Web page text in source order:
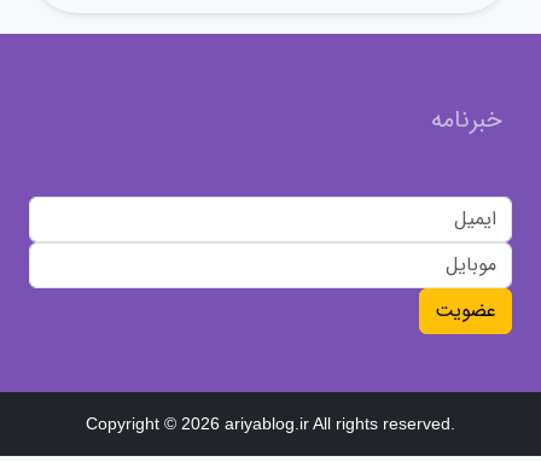
خبرنامه
عضویت
Copyright © 2026 ariyablog.ir All rights reserved.